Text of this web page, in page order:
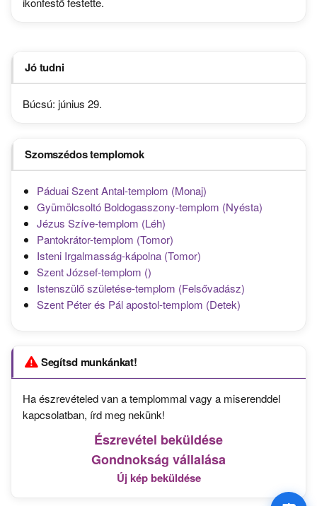
Segítsd munkánkat!
Ha észrevételed van a templommal vagy a miserenddel
kapcsolatban, írd meg nekünk!
Észrevétel beküldése
Gondnokság vállalása
Új kép beküldése
Jó tudni
Búcsú: június 29.
Szomszédos templomok
Páduai Szent Antal-templom (Monaj)
Gyümölcsoltó Boldogasszony-templom (Nyésta)
Jézus Szíve-templom (Léh)
Pantokrátor-templom (Tomor)
Isteni Irgalmasság-kápolna (Tomor)
Szent József-templom ()
Istenszülő születése-templom (Felsővadász)
Szent Péter és Pál apostol-templom (Detek)